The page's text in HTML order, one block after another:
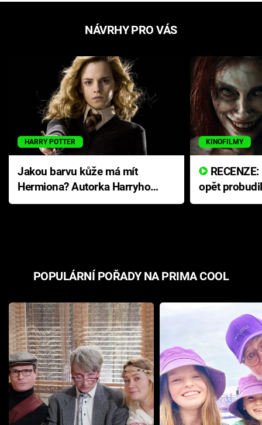
NÁVRHY PRO VÁS
HARRY POTTER
Jakou barvu kůže má mít
Hermiona? Autorka Harryho
Pottera přišla s ráznou
KINOFILMY
opět
přichází s
POPULÁRNÍ POŘADY NA PRIMA COOL